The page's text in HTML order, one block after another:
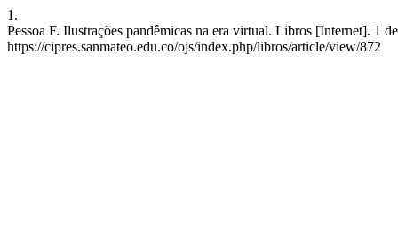
1.
Pessoa F. Ilustrações pandêmicas na era virtual. Libros [Internet]. 1
https://cipres.sanmateo.edu.co/ojs/index.php/libros/article/view/872